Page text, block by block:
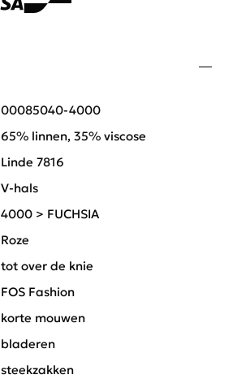
00085040-4000
65% linnen, 35% viscose
Linde 7816
V-hals
4000 > FUCHSIA
Roze
tot over de knie
FOS Fashion
korte mouwen
bladeren
steekzakken